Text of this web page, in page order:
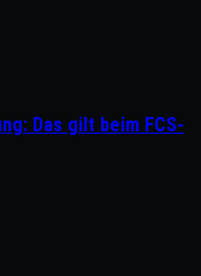
Das gilt beim FCS-